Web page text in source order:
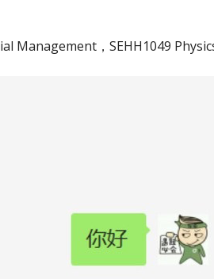
Management，SEHH1049